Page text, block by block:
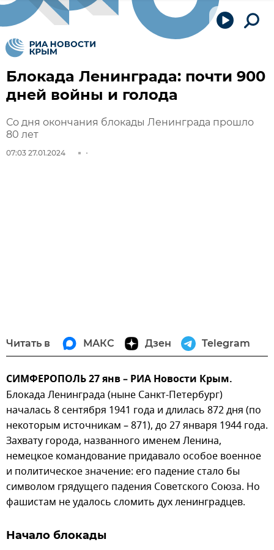
Блокада Ленинграда: почти 900
дней войны и голода
Со дня окончания блокады Ленинграда прошло
80 лет
07:03 27.01.2024
Читать в МАКС Дзен Telegram
СИМФЕРОПОЛЬ 27 янв – РИА Новости Крым.
Блокада Ленинграда (ныне Санкт-Петербург)
началась 8 сентября 1941 года и длилась 872 дня (по
некоторым источникам – 871), до 27 января 1944 года.
Захвату города, названного именем Ленина,
немецкое командование придавало особое военное
и политическое значение: его падение стало бы
символом грядущего падения Советского Союза. Но
фашистам не удалось сломить дух ленинградцев.
Начало блокады